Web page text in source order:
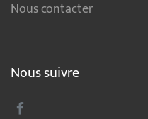
Nous contacter
Nous suivre